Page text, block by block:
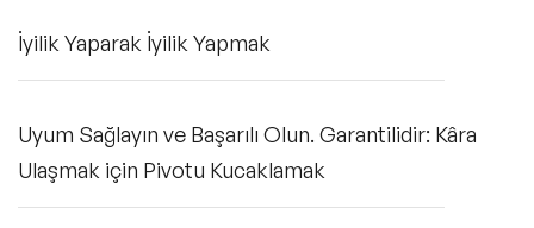
İyilik Yaparak İyilik Yapmak
Uyum Sağlayın ve Başarılı Olun. Garantilidir: Kâra
Ulaşmak için Pivotu Kucaklamak